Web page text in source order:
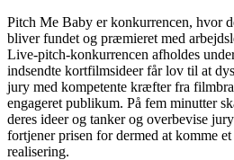
Pitch Me Baby er konkurrencen, hvor
bliver fundet og præmieret med
Live-pitch-konkurrencen afholdes
indsendte kortfilmsideer får lov til at
jury med kompetente kræfter fra
engageret publikum. På fem minutter
deres ideer og tanker og overbevise
fortjener prisen for dermed at komme
realisering.